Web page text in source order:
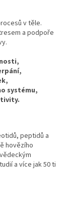
v těle.
a podpoře
systému,
peptidů a
hovězího
a více jak 50 ti